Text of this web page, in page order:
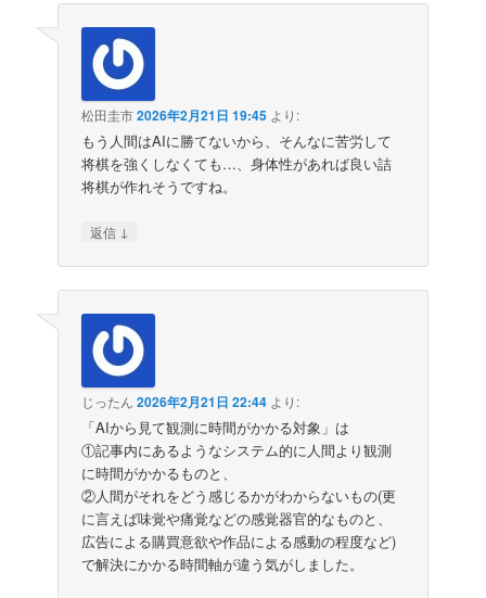
松田圭市2026年2月21日 19:45 より:
もう人間はAIに勝てないから、そんなに苦労して
将棋を強くしなくても…、身体性があれば良い詰
将棋が作れそうですね。
返信 ↓
じったん 2026年2月21日 22:44 より:
「AIから見て観測に時間がかかる対象」は
①記事内にあるようなシステム的に人間より観測
に時間がかかるものと、
②人間がそれをどう感じるかがわからないもの(更
に言えば味覚や痛覚などの感覚器官的なものと、
広告による購買意欲や作品による感動の程度など)
で解決にかかる時間軸が違う気がしました。